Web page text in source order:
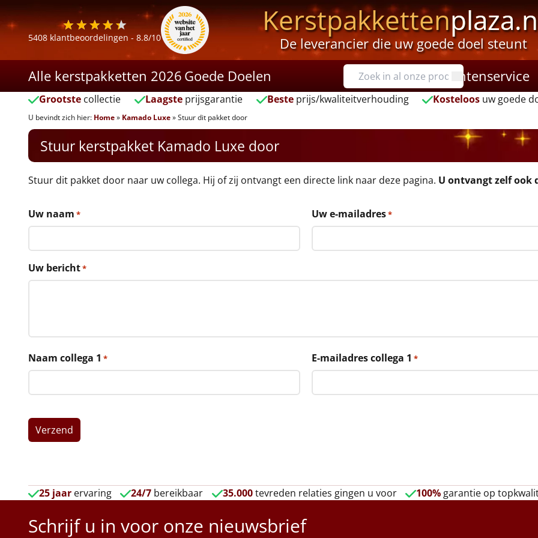
5408 klantbeoordelingen - 8.8/10 Kerstpakketten
De leverancier die uw goede doel steunt
Alle kerstpakketten 2026 Goede Doelen Klantenservice
Grootste collectie Laagsteprijsgarantie Besteprijs/kwaliteitverhouding Kosteloos uw goede
U bevindt zich hier: Home» Kamado Luxe»Stuur dit pakket door
Stuur kerstpakket Kamado Luxe door
Stuur dit pakket door naar uw collega. Hij of zij ontvangt een directe link naar deze pagina. U ontvangt zelf ook
Uw naam * Uw e-mailadres*
Uw bericht*
Naam collega 1 * E-mailadres collega 1 *
25 jaar ervaring 24/7 bereikbaar 35.000tevreden relaties gingen u voor 100%garantie op
Schrijf u in voor onze nieuwsbrief